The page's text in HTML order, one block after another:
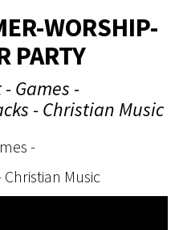
WORSHIP-
PARTY
Games -
- Christian Music
-
Music